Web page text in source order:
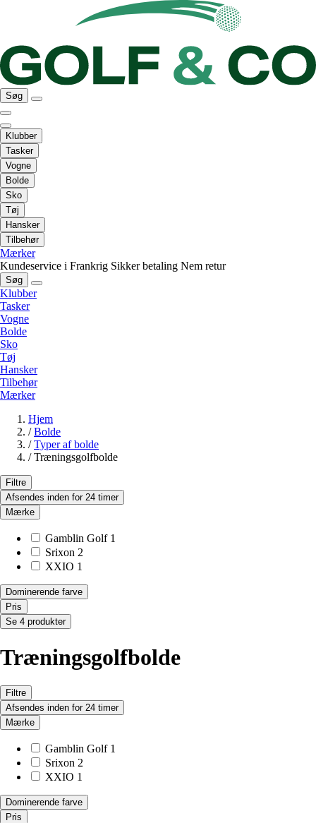
Søg
Klubber
Tasker
Vogne
Bolde
Sko
Tøj
Hansker
Tilbehør
Mærker
Kundeservice i Frankrig Sikker betaling Nem retur
Søg
Klubber
Tasker
Vogne
Bolde
Sko
Tøj
Hansker
Tilbehør
Mærker
Hjem
/ Bolde
/ Typer af bolde
/ Træningsgolfbolde
Filtre
Afsendes inden for 24 timer
Mærke
Gamblin Golf 1
Srixon 2
XXIO 1
Dominerende farve
Pris
Se 4 produkter
Træningsgolfbolde
Filtre
Afsendes inden for 24 timer
Mærke
Gamblin Golf 1
Srixon 2
XXIO 1
Dominerende farve
Pris